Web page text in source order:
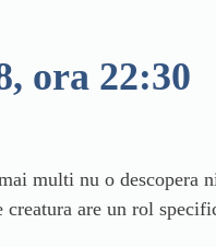
ora 22:30
multi nu o descopera
are un rol